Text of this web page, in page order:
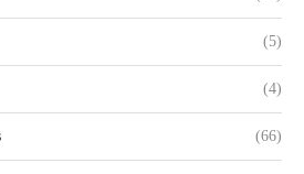
(5)
(4)
(66)